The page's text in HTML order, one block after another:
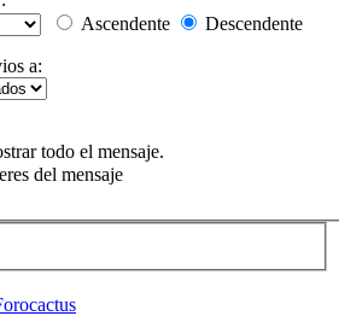
Ascendente
Descendente
a:
todo el mensaje.
del mensaje